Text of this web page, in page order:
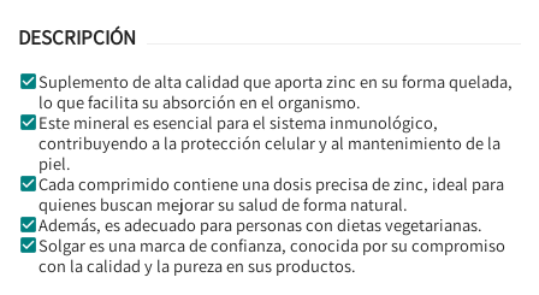
DESCRIPCIÓN
Suplemento de alta calidad que aporta zinc en su forma quelada,
lo que facilita su absorción en el organismo.
Este mineral es esencial para el sistema inmunológico,
contribuyendo a la protección celular y al mantenimiento de la
piel.
Cada comprimido contiene una dosis precisa de zinc, ideal para
quienes buscan mejorar su salud de forma natural.
Además, es adecuado para personas con dietas vegetarianas.
Solgar es una marca de confianza, conocida por su compromiso
con la calidad y la pureza en sus productos.